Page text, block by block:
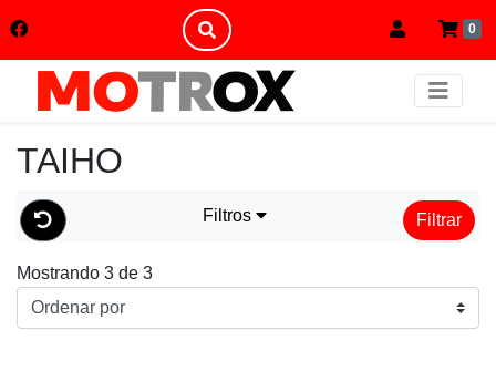
0
TAIHO
Filtros Filtrar
Mostrando 3 de 3